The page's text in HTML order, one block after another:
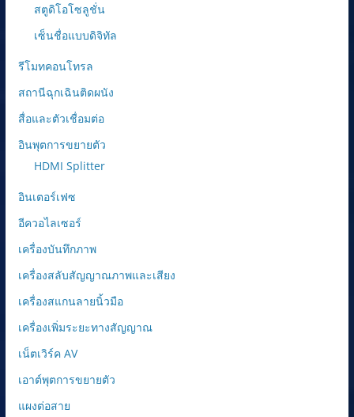
สตูดิโอโซลูชั่น
เซ็นชื่อแบบดิจิทัล
รีโมทคอนโทรล
สถานีฉุกเฉินติดผนัง
สื่อและตัวเชื่อมต่อ
อินพุตการขยายตัว
HDMI Splitter
อินเตอร์เฟซ
อีควอไลเซอร์
เครื่องบันทึกภาพ
เครื่องสลับสัญญาณภาพและเสียง
เครื่องสแกนลายนิ้วมือ
เครื่องเพิ่มระยะทางสัญญาณ
เน็ตเวิร์ค AV
เอาต์พุตการขยายตัว
แผงต่อสาย